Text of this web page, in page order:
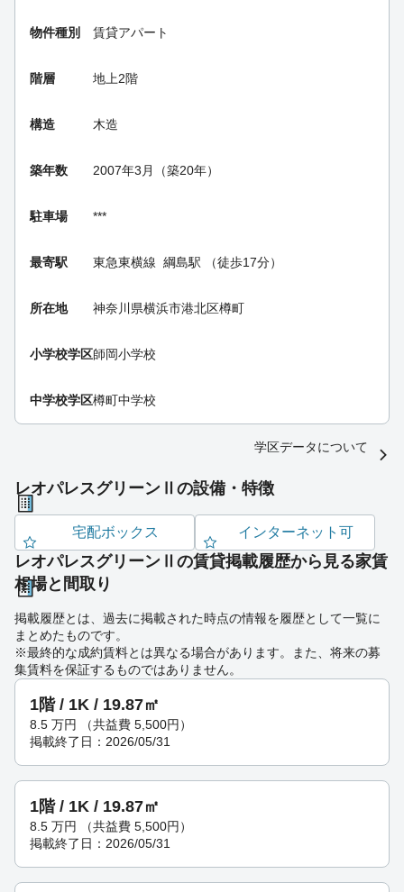
物件種別 賃貸アパート
階層 地上2階
構造 木造
築年数 2007年3月（築20年）
駐車場 ***
最寄駅 東急東横線 綱島駅 （徒歩17分）
所在地 神奈川県横浜市港北区樽町
小学校学区師岡小学校
中学校学区樽町中学校
学区データについて
レオパレスグリーンⅡの設備・特徴
宅配ボックス インターネット可
レオパレスグリーンⅡの賃貸掲載履歴から見る家賃
相場と間取り
掲載履歴とは、過去に掲載された時点の情報を履歴として一覧に
まとめたものです。
※最終的な成約賃料とは異なる場合があります。また、将来の募
集賃料を保証するものではありません。
1階 / 1K / 19.87㎡
8.5 万円 （共益費 5,500円）
掲載終了日：2026/05/31
1階 / 1K / 19.87㎡
8.5 万円 （共益費 5,500円）
掲載終了日：2026/05/31